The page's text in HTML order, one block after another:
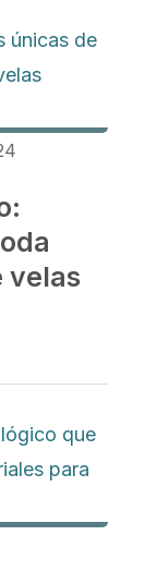
velas